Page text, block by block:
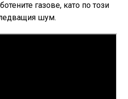
газове, като по този
шум.